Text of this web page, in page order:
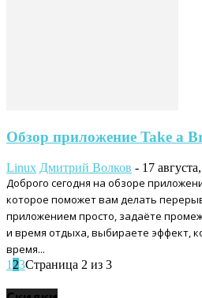
Обзор приложение Take a
Linux Дмитрий Волков - 17
Доброго сегодня на обзоре
которое поможет вам делать
приложением просто, задаёте
и время отдыха, выбираете эффект,
время...
1 23Страница 2 из 3